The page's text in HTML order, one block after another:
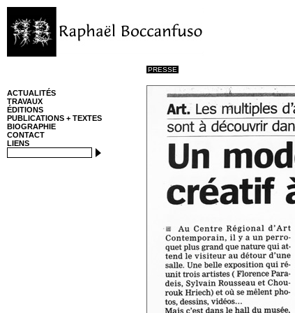
ACTUALITÉS
TRAVAUX
ÉDITIONS
PUBLICATIONS + TEXTES
BIOGRAPHIE
CONTACT
LIENS
PRESSE